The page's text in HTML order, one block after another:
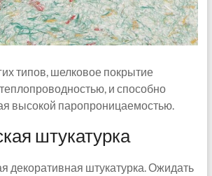
типов, шелковое покрытие
и способно
высокой паропроницаемостью.
штукатурка
декоративная штукатурка. Ожидать